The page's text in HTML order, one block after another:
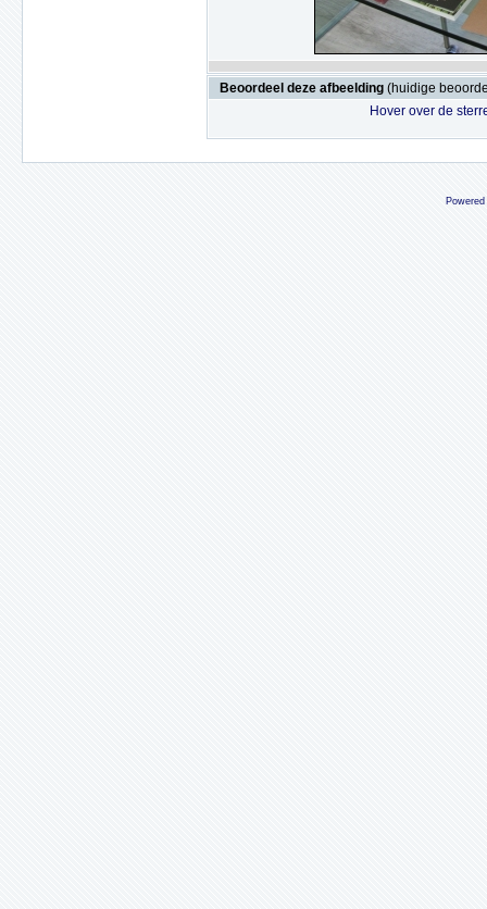
Beoordeel deze afbeelding (huidige
Hover over de